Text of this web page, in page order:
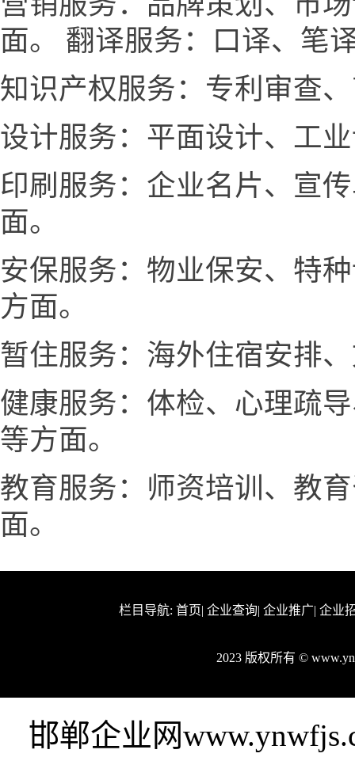
面。 翻译服务：口译、笔
知识产权服务：专利审查
设计服务：平面设计、工
印刷服务：企业名片、宣
面。
安保服务：物业保安、特
方面。
暂住服务：海外住宿安排
健康服务：体检、心理疏
等方面。
教育服务：师资培训、教
面。
栏目导航: 首页| 企业查询| 企业推广| 企业
2023 版权所有 ©
邯郸企业网